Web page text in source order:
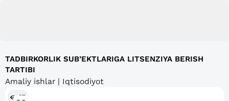
TADBIRKORLIK SUB’EKTLARIGA LITSENZIYA BERISH
TARTIBI
Amaliy ishlar | Iqtisodiyot
67